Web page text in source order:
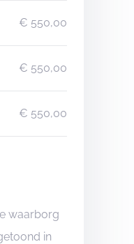
€ 550,00
€ 550,00
€ 550,00
waarborg
in